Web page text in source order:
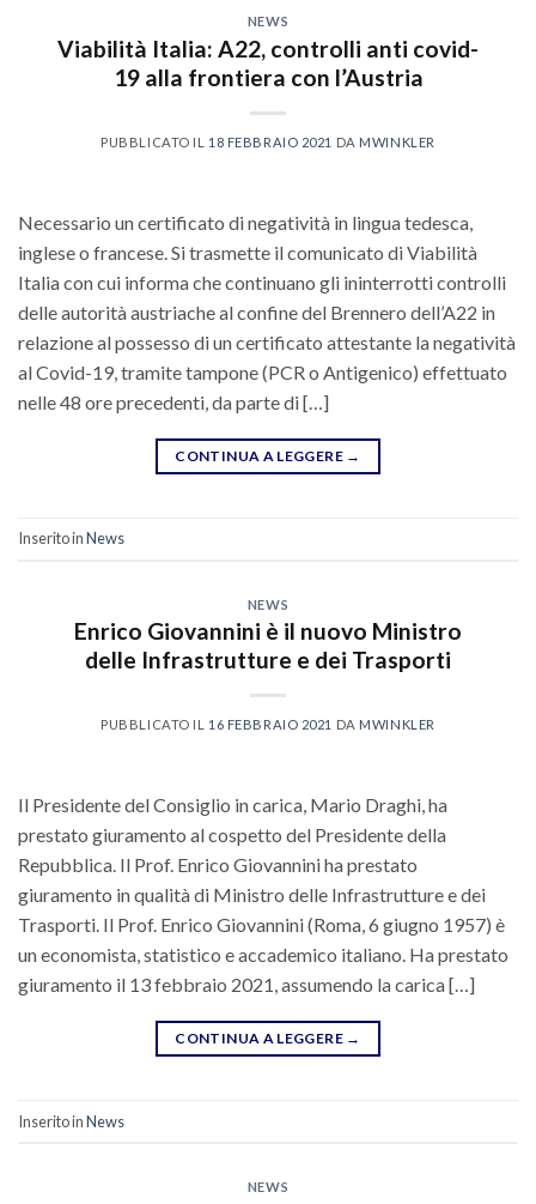
NEWS
Viabilità Italia: A22, controlli anti covid-
19 alla frontiera con l’Austria
PUBBLICATO IL 18 FEBBRAIO 2021 DA MWINKLER
Necessario un certificato di negatività in lingua tedesca,
inglese o francese. Si trasmette il comunicato di Viabilità
Italia con cui informa che continuano gli ininterrotti controlli
delle autorità austriache al confine del Brennero dell’A22 in
relazione al possesso di un certificato attestante la negatività
al Covid-19, tramite tampone (PCR o Antigenico) effettuato
nelle 48 ore precedenti, da parte di […]
CONTINUA A LEGGERE →
Inserito inNews
NEWS
Enrico Giovannini è il nuovo Ministro
delle Infrastrutture e dei Trasporti
PUBBLICATO IL 16 FEBBRAIO 2021 DA MWINKLER
Il Presidente del Consiglio in carica, Mario Draghi, ha
prestato giuramento al cospetto del Presidente della
Repubblica. Il Prof. Enrico Giovannini ha prestato
giuramento in qualità di Ministro delle Infrastrutture e dei
Trasporti. Il Prof. Enrico Giovannini (Roma, 6 giugno 1957) è
un economista, statistico e accademico italiano. Ha prestato
giuramento il 13 febbraio 2021, assumendo la carica […]
CONTINUA A LEGGERE →
Inserito inNews
NEWS